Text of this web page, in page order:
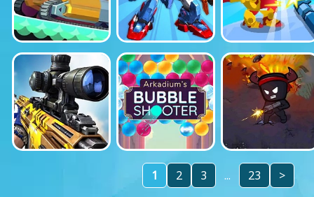
1 2 3 ... 23 >